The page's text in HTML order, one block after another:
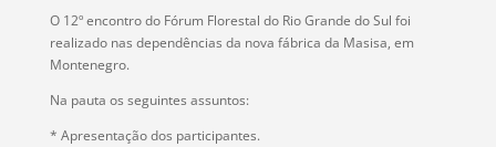
O 12º encontro do Fórum Florestal do Rio Grande do Sul foi
realizado nas dependências da nova fábrica da Masisa, em
Montenegro.
Na pauta os seguintes assuntos:
* Apresentação dos participantes.